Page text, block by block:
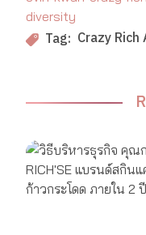
diversity
Tag: Crazy Rich